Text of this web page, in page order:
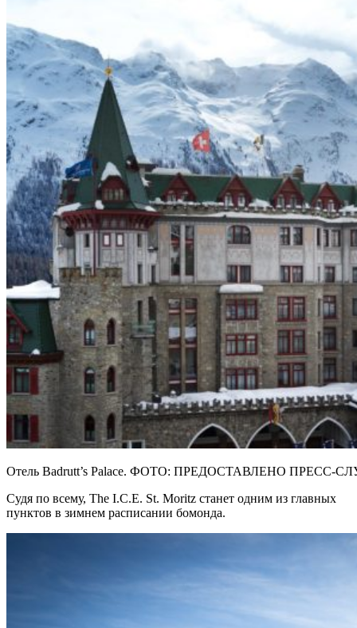
Отель Badrutt’s Palace. ФОТО: ПРЕДОСТАВЛЕНО ПРЕСС-
Судя по всему, The I.C.E. St. Moritz станет одним из главных
пунктов в зимнем расписании бомонда.